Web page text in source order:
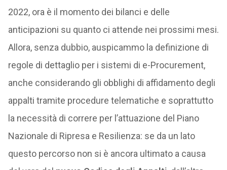
2022, ora è il momento dei bilanci e delle
anticipazioni su quanto ci attende nei prossimi mesi.
Allora, senza dubbio, auspicammo la definizione di
regole di dettaglio per i sistemi di e-Procurement,
anche considerando gli obblighi di affidamento degli
appalti tramite procedure telematiche e soprattutto
la necessità di correre per l’attuazione del Piano
Nazionale di Ripresa e Resilienza: se da un lato
questo percorso non si è ancora ultimato a causa